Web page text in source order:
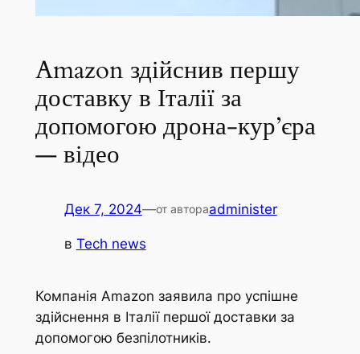
Amazon здійснив першу
доставку в Італії за
допомогою дрона-кур’єра
— відео
Дек 7, 2024—от автораadminister
в Tech news
Компанія Amazon заявила про успішне
здійснення в Італії першої доставки за
допомогою безпілотників.